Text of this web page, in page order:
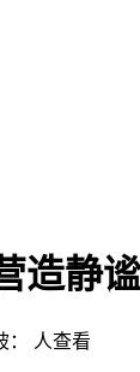
造静
人查看